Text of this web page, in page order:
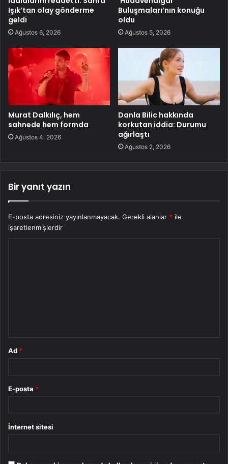
Işık’tan olay gönderme
geldi
Ağustos 6, 2026
Buluşmaları’nın konuğu
oldu
Ağustos 5, 2026
Murat Dalkılıç, hem
sahnede hem formda
Ağustos 4, 2026
Danla Bilic hakkında
korkutan iddia: Durumu
ağırlaştı
Ağustos 2, 2026
Bir yanıt yazın
E-posta adresiniz yayınlanmayacak. Gerekli alanlar * ile
işaretlenmişlerdir
Ad *
E-posta *
İnternet sitesi